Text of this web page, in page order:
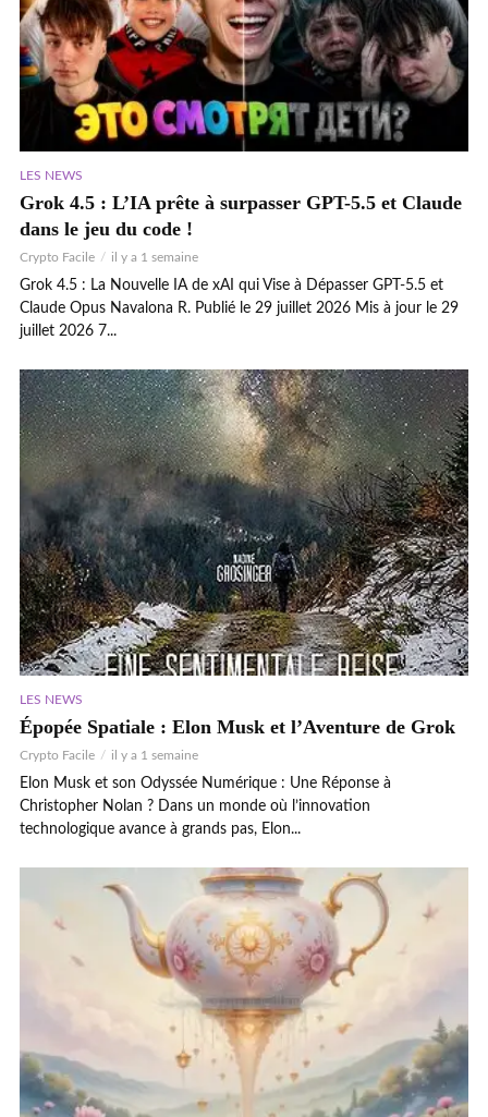
LES NEWS
Grok 4.5 : L’IA prête à surpasser GPT-5.5 et Claude
dans le jeu du code !
Crypto Facile il y a 1 semaine
Grok 4.5 : La Nouvelle IA de xAI qui Vise à Dépasser GPT-5.5 et
Claude Opus Navalona R. Publié le 29 juillet 2026 Mis à jour le 29
juillet 2026 7...
LES NEWS
Épopée Spatiale : Elon Musk et l’Aventure de Grok
Crypto Facile il y a 1 semaine
Elon Musk et son Odyssée Numérique : Une Réponse à
Christopher Nolan ? Dans un monde où l’innovation
technologique avance à grands pas, Elon...